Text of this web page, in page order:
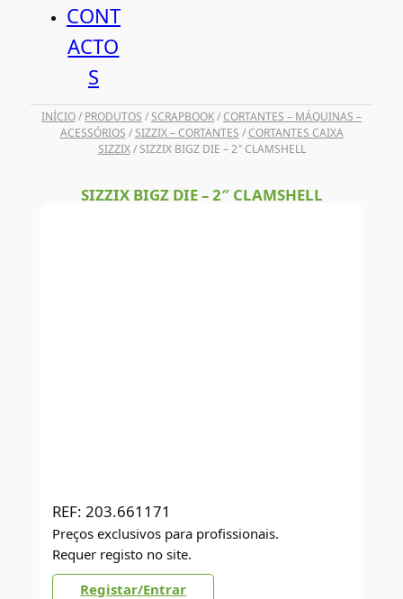
CONT
ACTO
S
INÍCIO/ PRODUTOS /SCRAPBOOK/CORTANTES – MÁQUINAS –
ACESSÓRIOS /SIZZIX – CORTANTES /CORTANTES CAIXA
SIZZIX/ SIZZIX BIGZ DIE – 2″ CLAMSHELL
SIZZIX BIGZ DIE – 2″ CLAMSHELL
REF: 203.661171
Preços exclusivos para profissionais.
Requer registo no site.
Registar/Entrar